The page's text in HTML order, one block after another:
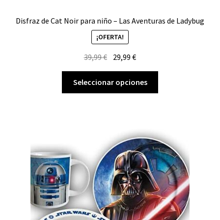
Disfraz de Cat Noir para niño – Las Aventuras de Ladybug
¡OFERTA!
39,99€ El
precio
original
era:
29,99€El
precio
actual
es:
Seleccionar opciones
Las
opciones
se
pueden
elegir
en
la